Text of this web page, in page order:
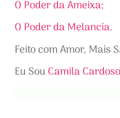
O Poder da Ameixa;
O Poder da Melancia.
Feito com Amor, Mais
Eu SouCamila Cardoso